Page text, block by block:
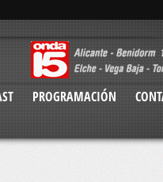
PROGRAMACIÓN